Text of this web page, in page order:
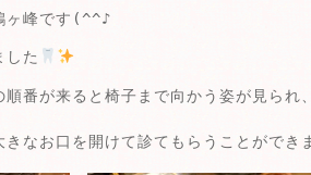
ヶ峰です(^^♪
した
番が来ると椅子まで向かう姿が見られ、
なお口を開けて診てもらうことができ